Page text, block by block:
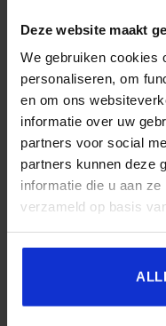
Deze website maakt
We gebruiken cookies
personaliseren, om
en om ons
informatie over uw
partners voor social
partners kunnen deze
informatie die u aan
verzameld op basis